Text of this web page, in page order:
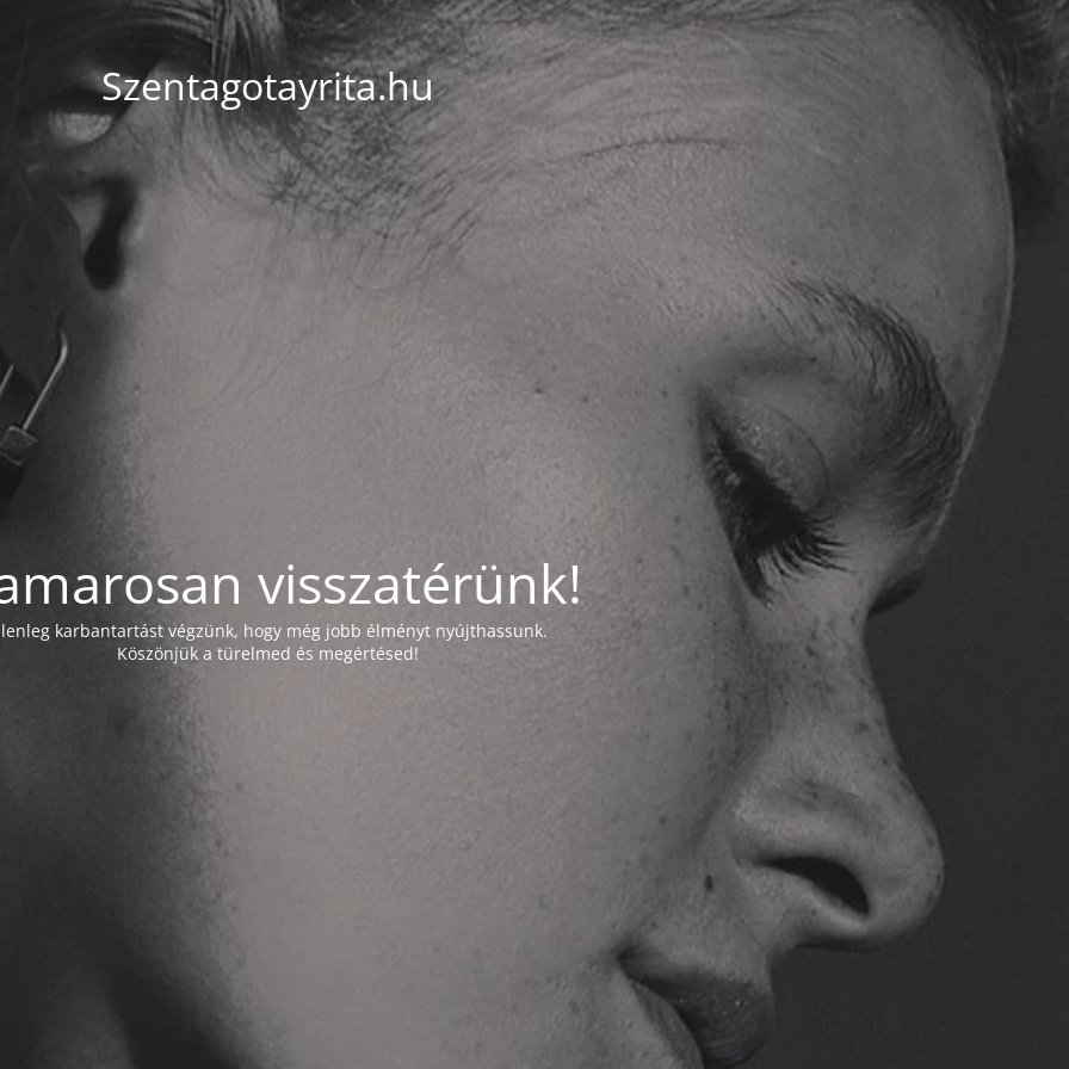
Szentagotayrita.hu
visszatérünk!
karbantartást végzünk, hogy még jobb élményt nyújthassunk.
Köszönjük a türelmed és megértésed!